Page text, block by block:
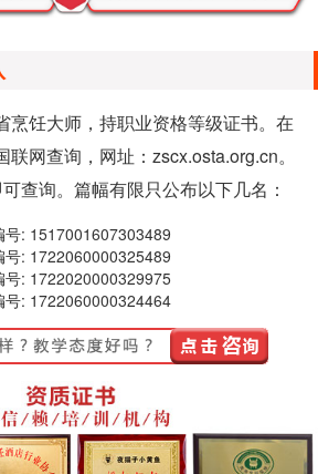
烹饪大师，持职业资格等级证书。在
网查询，网址：zscx.osta.org.cn。
查询。篇幅有限只公布以下几名：
号: 1517001607303489
号: 1722060000325489
号: 1722020000329975
号: 1722060000324464